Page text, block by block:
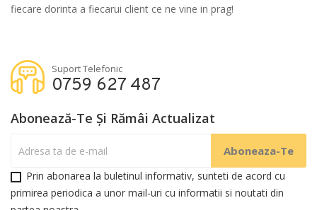
fiecare dorinta a fiecarui client ce ne vine in prag!
Suport Telefonic
0759 627 487
Abonează-Te Și Rămâi Actualizat
Prin abonarea la buletinul informativ, sunteti de acord cu
primirea periodica a unor mail-uri cu informatii si noutati din